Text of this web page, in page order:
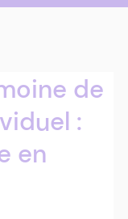
de
:
en